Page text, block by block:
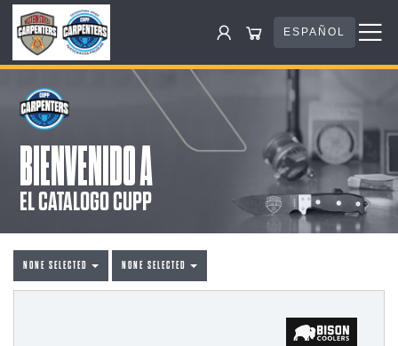
ESPAÑOL
BIENVENIDO A
EL CATALOGO CUPP
NONE SELECTED NONE SELECTED